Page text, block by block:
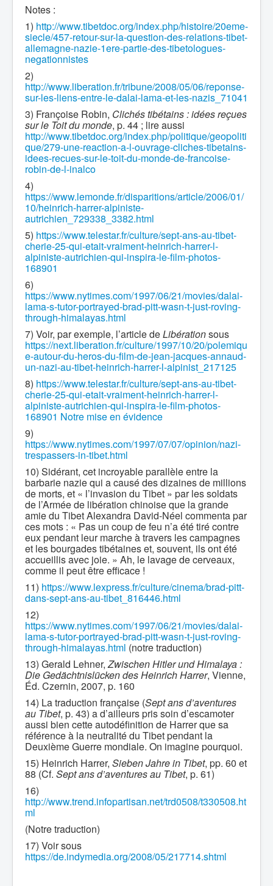
Notes :
1) http://www.tibetdoc.org/index.php/histoire/20eme-
siecle/457-retour-sur-la-question-des-relations-tibet-
allemagne-nazie-1ere-partie-des-tibetologues-
negationnistes
2)
http://www.liberation.fr/tribune/2008/05/06/reponse-
sur-les-liens-entre-le-dalai-lama-et-les-nazis_71041
3) Françoise Robin, Clichés tibétains : idées reçues
sur le Toit du monde, p. 44 ; lire aussi
http://www.tibetdoc.org/index.php/politique/geopoliti
que/279-une-reaction-a-l-ouvrage-cliches-tibetains-
idees-recues-sur-le-toit-du-monde-de-francoise-
robin-de-l-inalco
4)
https://www.lemonde.fr/disparitions/article/2006/01/
10/heinrich-harrer-alpiniste-
autrichien_729338_3382.html
5) https://www.telestar.fr/culture/sept-ans-au-tibet-
cherie-25-qui-etait-vraiment-heinrich-harrer-l-
alpiniste-autrichien-qui-inspira-le-film-photos-
168901
6)
https://www.nytimes.com/1997/06/21/movies/dalai-
lama-s-tutor-portrayed-brad-pitt-wasn-t-just-roving-
through-himalayas.html
7) Voir, par exemple, l’article deLibérationsous
https://next.liberation.fr/culture/1997/10/20/polemiqu
e-autour-du-heros-du-film-de-jean-jacques-annaud-
un-nazi-au-tibet-heinrich-harrer-l-alpinist_217125
8) https://www.telestar.fr/culture/sept-ans-au-tibet-
cherie-25-qui-etait-vraiment-heinrich-harrer-l-
alpiniste-autrichien-qui-inspira-le-film-photos-
168901 Notre mise en évidence
9)
https://www.nytimes.com/1997/07/07/opinion/nazi-
trespassers-in-tibet.html
10) Sidérant, cet incroyable parallèle entre la
barbarie nazie qui a causé des dizaines de millions
de morts, et « l’invasion du Tibet » par les soldats
de l’Armée de libération chinoise que la grande
amie du Tibet Alexandra David-Néel commenta par
ces mots : « Pas un coup de feu n’a été tiré contre
eux pendant leur marche à travers les campagnes
et les bourgades tibétaines et, souvent, ils ont été
accueillis avec joie. » Ah, le lavage de cerveaux,
comme il peut être efficace !
11) https://www.lexpress.fr/culture/cinema/brad-pitt-
dans-sept-ans-au-tibet_816446.html
12)
https://www.nytimes.com/1997/06/21/movies/dalai-
lama-s-tutor-portrayed-brad-pitt-wasn-t-just-roving-
through-himalayas.html (notre traduction)
13) Gerald Lehner,Zwischen Hitler und Himalaya :
Die Gedächtnislücken des Heinrich Harrer, Vienne,
Éd. Czernin, 2007, p. 160
14) La traduction française (Sept ans d’aventures
au Tibet, p. 43) a d’ailleurs pris soin d’escamoter
aussi bien cette autodéfinition de Harrer que sa
référence à la neutralité du Tibet pendant la
Deuxième Guerre mondiale. On imagine pourquoi.
15) Heinrich Harrer, Sieben Jahre in Tibet, pp. 60 et
88 (Cf. Sept ans d’aventures au Tibet, p. 61)
16)
http://www.trend.infopartisan.net/trd0508/t330508.ht
ml
(Notre traduction)
17) Voir sous
https://de.indymedia.org/2008/05/217714.shtml